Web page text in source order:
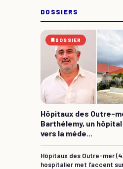
DOSSIERS
DOSSIER
Hôpitaux des Outre-
Barthélemy, un
vers la méde...
Hôpitaux des Outre-mer
hospitalier met l’accent